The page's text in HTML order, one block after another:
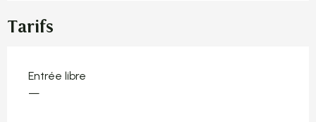
Tarifs
Entrée libre
—